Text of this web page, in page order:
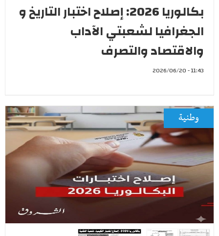
بكالوريا 2026: إصلاح اختبار التاريخ و
الجغرافيا لشعبتي الآداب
والاقتصاد والتصرف
11:43 - 2026/06/20
وطنية